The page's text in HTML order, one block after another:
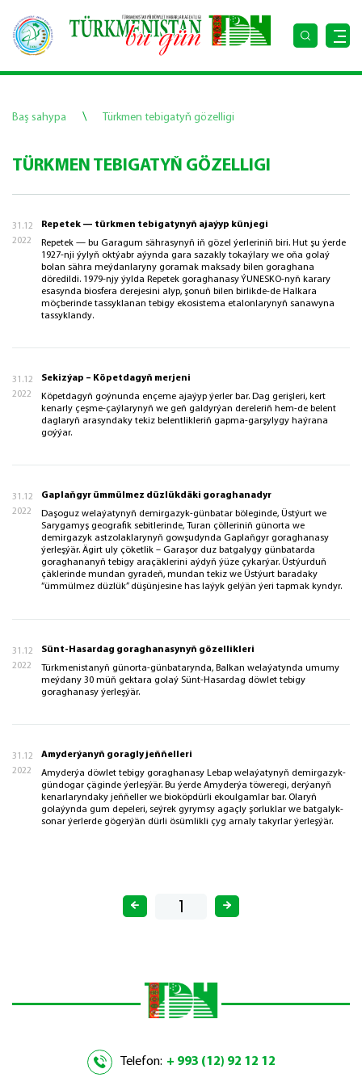
Baş sahypa \ Türkmen tebigatyň gözelligi
TÜRKMEN TEBIGATYŇ GÖZELLIGI
31.12
2022
Repetek — türkmen tebigatynyň ajaýyp künjegi
Repetek — bu Garagum sährasynyň iň gözel ýerleriniň biri. Hut şu ýerde
1927-nji ýylyň oktýabr aýynda gara sazakly tokaýlary we oňa golaý
bolan sähra meýdanlaryny goramak maksady bilen goraghana
döredildi. 1979-njy ýylda Repetek goraghanasy ÝUNESKO-nyň karary
esasynda biosfera derejesini alyp, şonuň bilen birlikde-de Halkara
möçberinde tassyklanan tebigy ekosistema etalonlarynyň sanawyna
tassyklandy.
31.12
2022
Sekizýap – Köpetdagyň merjeni
Köpetdagyň goýnunda ençeme ajaýyp ýerler bar. Dag gerişleri, kert
kenarly çeşme-çaýlarynyň we geň galdyrýan dereleriň hem-de belent
daglaryň arasyndaky tekiz belentlikleriň gapma-garşylygy haýrana
goýýar.
31.12
2022
Gaplaňgyr ümmülmez düzlükdäki goraghanadyr
Daşoguz welaýatynyň demirgazyk-günbatar böleginde, Üstýurt we
Sarygamyş geografik sebitlerinde, Turan çölleriniň günorta we
demirgazyk astzolaklarynyň gowşudynda Gaplaňgyr goraghanasy
ýerleşýär. Ägirt uly çöketlik – Garaşor duz batgalygy günbatarda
goraghananyň tebigy araçäklerini aýdyň ýüze çykarýar. Üstýurduň
çäklerinde mundan gyradeň, mundan tekiz we Üstýurt baradaky
“ümmülmez düzlük” düşünjesine has laýyk gelýän ýeri tapmak kyndyr.
31.12
2022
Sünt-Hasardag goraghanasynyň gözellikleri
Türkmenistanyň günorta-günbatarynda, Balkan welaýatynda umumy
meýdany 30 müň gektara golaý Sünt-Hasardag döwlet tebigy
goraghanasy ýerleşýär.
31.12
2022
Amyderýanyň goragly jeňňelleri
Amyderýa döwlet tebigy goraghanasy Lebap welaýatynyň demirgazyk-
gündogar çäginde ýerleşýär. Bu ýerde Amyderýa töweregi, derýanyň
kenarlaryndaky jeňňeller we bioköpdürli ekoulgamlar bar. Olaryň
golaýynda gum depeleri, seýrek gyrymsy agaçly şorluklar we batgalyk-
sonar ýerlerde gögerýän dürli ösümlikli çyg arnaly takyrlar ýerleşýär.
Telefon: + 993 (12) 92 12 12